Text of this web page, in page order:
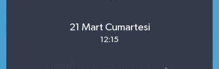
21 Mart Cumartesi
12:15